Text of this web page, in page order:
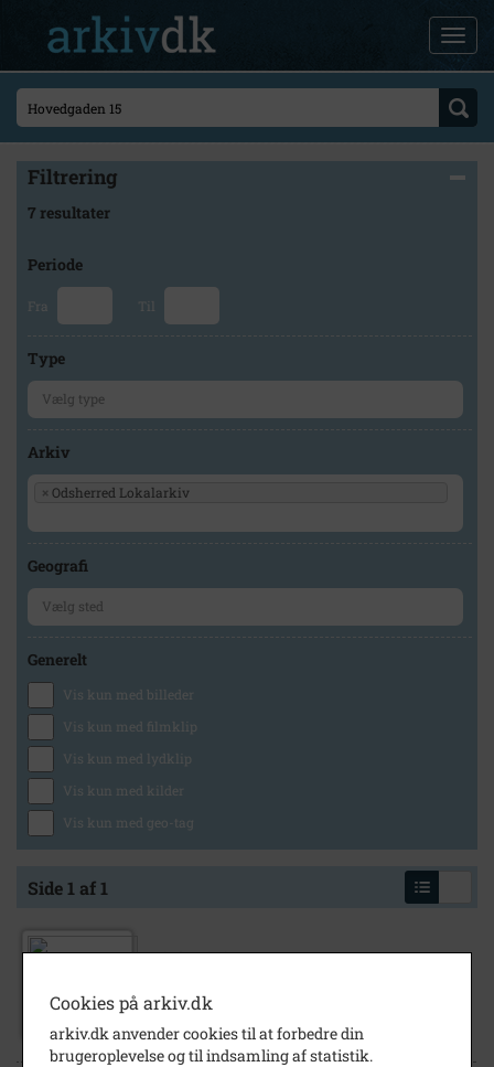
Filtrering
7 resultater
Periode
Fra Til
Type
Arkiv
× Odsherred Lokalarkiv
Geografi
Generelt
Vis kun med billeder
Vis kun med filmklip
Vis kun med lydklip
Vis kun med kilder
Vis kun med geo-tag
Side 1 af 1
1910- 1916
ca. 1910
Cookies på arkiv.dk
arkiv.dk anvender cookies til at forbedre din
brugeroplevelse og til indsamling af statistik.